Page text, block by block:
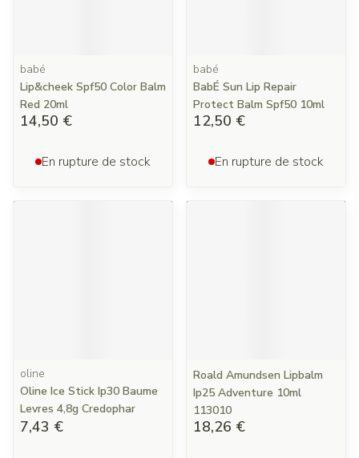
babé
Lip&cheek Spf50 Color Balm
Red 20ml
14,50 €
En rupture de stock
babé
BabÉ Sun Lip Repair
Protect Balm Spf50 10ml
12,50 €
En rupture de stock
oline
Oline Ice Stick Ip30 Baume
Levres 4,8g Credophar
7,43 €
Roald Amundsen Lipbalm
Ip25 Adventure 10ml
113010
18,26 €